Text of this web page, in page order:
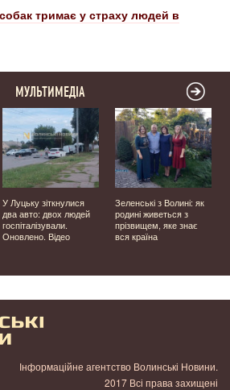
тримає у страху людей в
МУЛЬТИМЕДІА
У Луцьку зіткнулися
два авто: двох людей
госпіталізували.
Оновлено. Відео
Зеленські з Волині: як
родині живеться з
прізвищем, яке знає
вся країна
Інформаційне агентство Волинські Новини.
2017 Всі права захищені